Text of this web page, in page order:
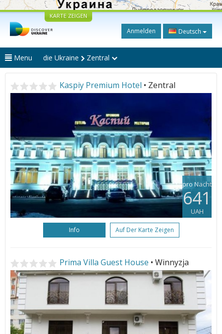
KARTE ZEIGEN
Anmelden Deutsch
Menu die Ukraine Zentral
Kaspiy Premium Hotel • Zentral
pro Nacht
641
UAH
Info Auf Der Karte Zeigen
Prima Villa Guest House • Winnyzja